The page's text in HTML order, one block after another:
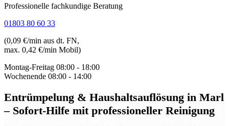
Professionelle fachkundige Beratung
01803 80 60 33
(0,09 €/min aus dt. FN,
max. 0,42 €/min Mobil)
Montag-Freitag 08:00 - 18:00
Wochenende 08:00 - 14:00
Entrümpelung & Haushaltsauflösung in Marl
– Sofort-Hilfe mit professioneller Reinigung